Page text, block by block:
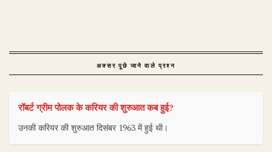
अक्सर पूछे जाने वाले प्रश्न
रॉबर्ट ग्रीम पोलक के करियर की शुरुआत कब हुई?
उनकी करियर की शुरुआत दिसंबर 1963 में हुई थी।